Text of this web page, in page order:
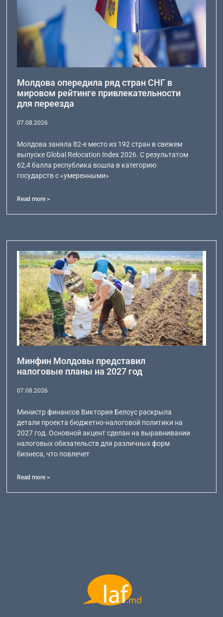
Молдова опередила ряд стран СНГ в
мировом рейтинге привлекательности
для переезда
07.08.2026
Молдова заняла 82-е место из 192 стран в свежем
выпуске Global Relocation Index 2026. С результатом
62,4 балла республика вошла в категорию
государств с «умеренными»
Read more >
Минфин Молдовы представил
налоговые планы на 2027 год
07.08.2026
Министр финансов Виктория Белоус раскрыла
детали проекта бюджетно-налоговой политики на
2027 год. Основной акцент сделан на выравнивании
налоговых обязательств для различных форм
бизнеса, что повлечет
Read more >